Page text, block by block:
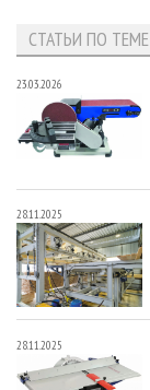
СТАТЬИ ПО ТЕМЕ
23.03.2026
28.11.2025
28.11.2025